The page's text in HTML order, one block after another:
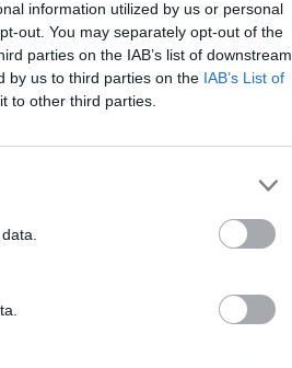
information utilized by us or personal
out. You may separately opt-out of the
parties on the IAB’s list of downstream
by us to third parties on the IAB’s List of
to other third parties.